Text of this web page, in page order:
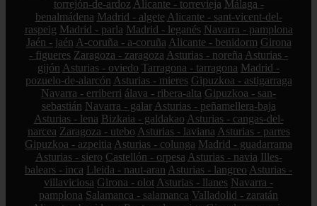
torrejón-de-ardoz Alicante - torrevieja Málaga -
benalmádena Madrid - algete Alicante - sant-vicent-del-
raspeig Madrid - parla Madrid - leganés Navarra - pamplona
Jaén - jaén A-coruña - a-coruña Alicante - benidorm Girona
- figueres Zaragoza - zaragoza Asturias - noreña Asturias -
gijón Asturias - oviedo Tarragona - tarragona Madrid -
pozuelo-de-alarcón Asturias - mieres Gipuzkoa - astigarraga
Navarra - erriberri álava - ribera-alta Gipuzkoa - san-
sebastián Navarra - galar Asturias - peñamellera-baja
Asturias - lena Bizkaia - galdakao Asturias - cangas-del-
narcea Zaragoza - utebo Asturias - laviana Asturias - parres
Gipuzkoa - azpeitia Asturias - colunga Madrid - guadarrama
Asturias - siero Castellón - orpesa Asturias - navia Illes-
balears - inca Lleida - naut-aran Asturias - langreo Asturias -
villaviciosa Girona - olot Asturias - llanes Navarra -
pamplona Salamanca - salamanca Valladolid - zaratán